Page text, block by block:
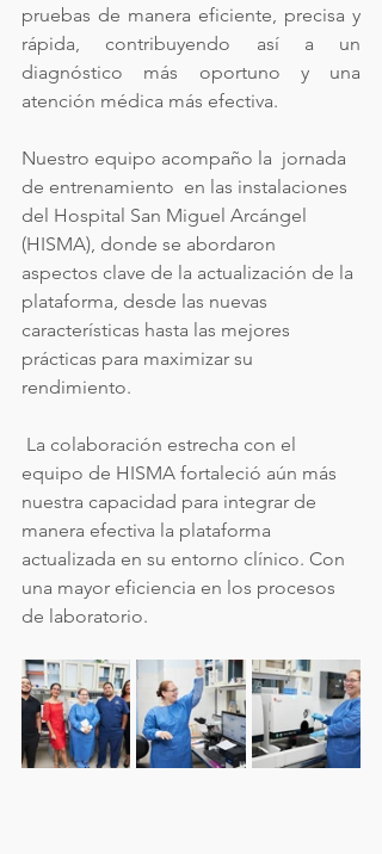
pruebas de manera eficiente, precisa y
rápida, contribuyendo así a un
diagnóstico más oportuno y una
atención médica más efectiva.
Nuestro equipo acompaño la  jornada
de entrenamiento  en las instalaciones
del Hospital San Miguel Arcángel
(HISMA), donde se abordaron
aspectos clave de la actualización de la
plataforma, desde las nuevas
características hasta las mejores
prácticas para maximizar su
rendimiento.
equipo de HISMA fortaleció aún más
nuestra capacidad para integrar de
manera efectiva la plataforma
actualizada en su entorno clínico. Con
una mayor eficiencia en los procesos
de laboratorio.